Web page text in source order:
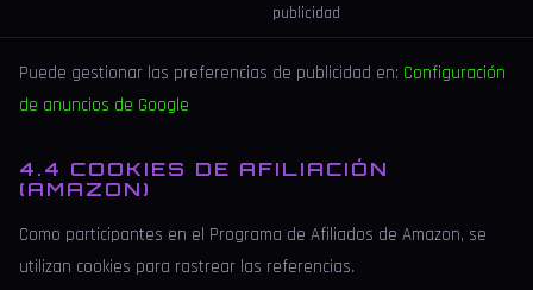
publicidad
Puede gestionar las preferencias de publicidad en: Configuración
de anuncios de Google
4.4 COOKIES DE AFILIACIÓN
(AMAZON)
Como participantes en el Programa de Afiliados de Amazon, se
utilizan cookies para rastrear las referencias.